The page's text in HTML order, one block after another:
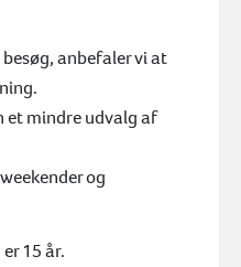
anbefaler vi at
et mindre udvalg af
og
15 år.